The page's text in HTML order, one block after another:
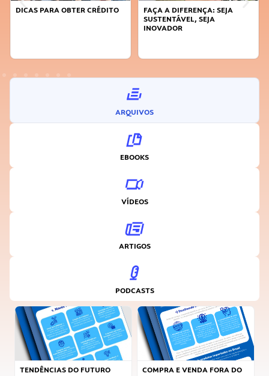
DICAS PARA OBTER CRÉDITO
FAÇA A DIFERENÇA: SEJA
SUSTENTÁVEL, SEJA
INOVADOR
ARQUIVOS
EBOOKS
VÍDEOS
ARTIGOS
PODCASTS
TENDÊNCIAS DO FUTURO
COMPRA E VENDA FORA DO